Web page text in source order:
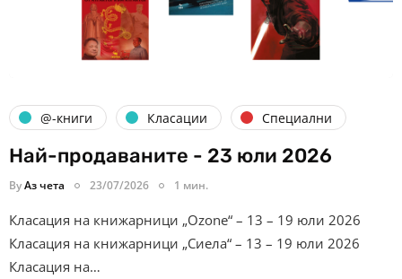
@-книги Класации Специални
Най-продаваните - 23 юли 2026
ByАз чета 23/07/2026 1 мин.
Класация на книжарници „Ozone“ – 13 – 19 юли 2026
Класация на книжарници „Сиела“ – 13 – 19 юли 2026
Класация на…